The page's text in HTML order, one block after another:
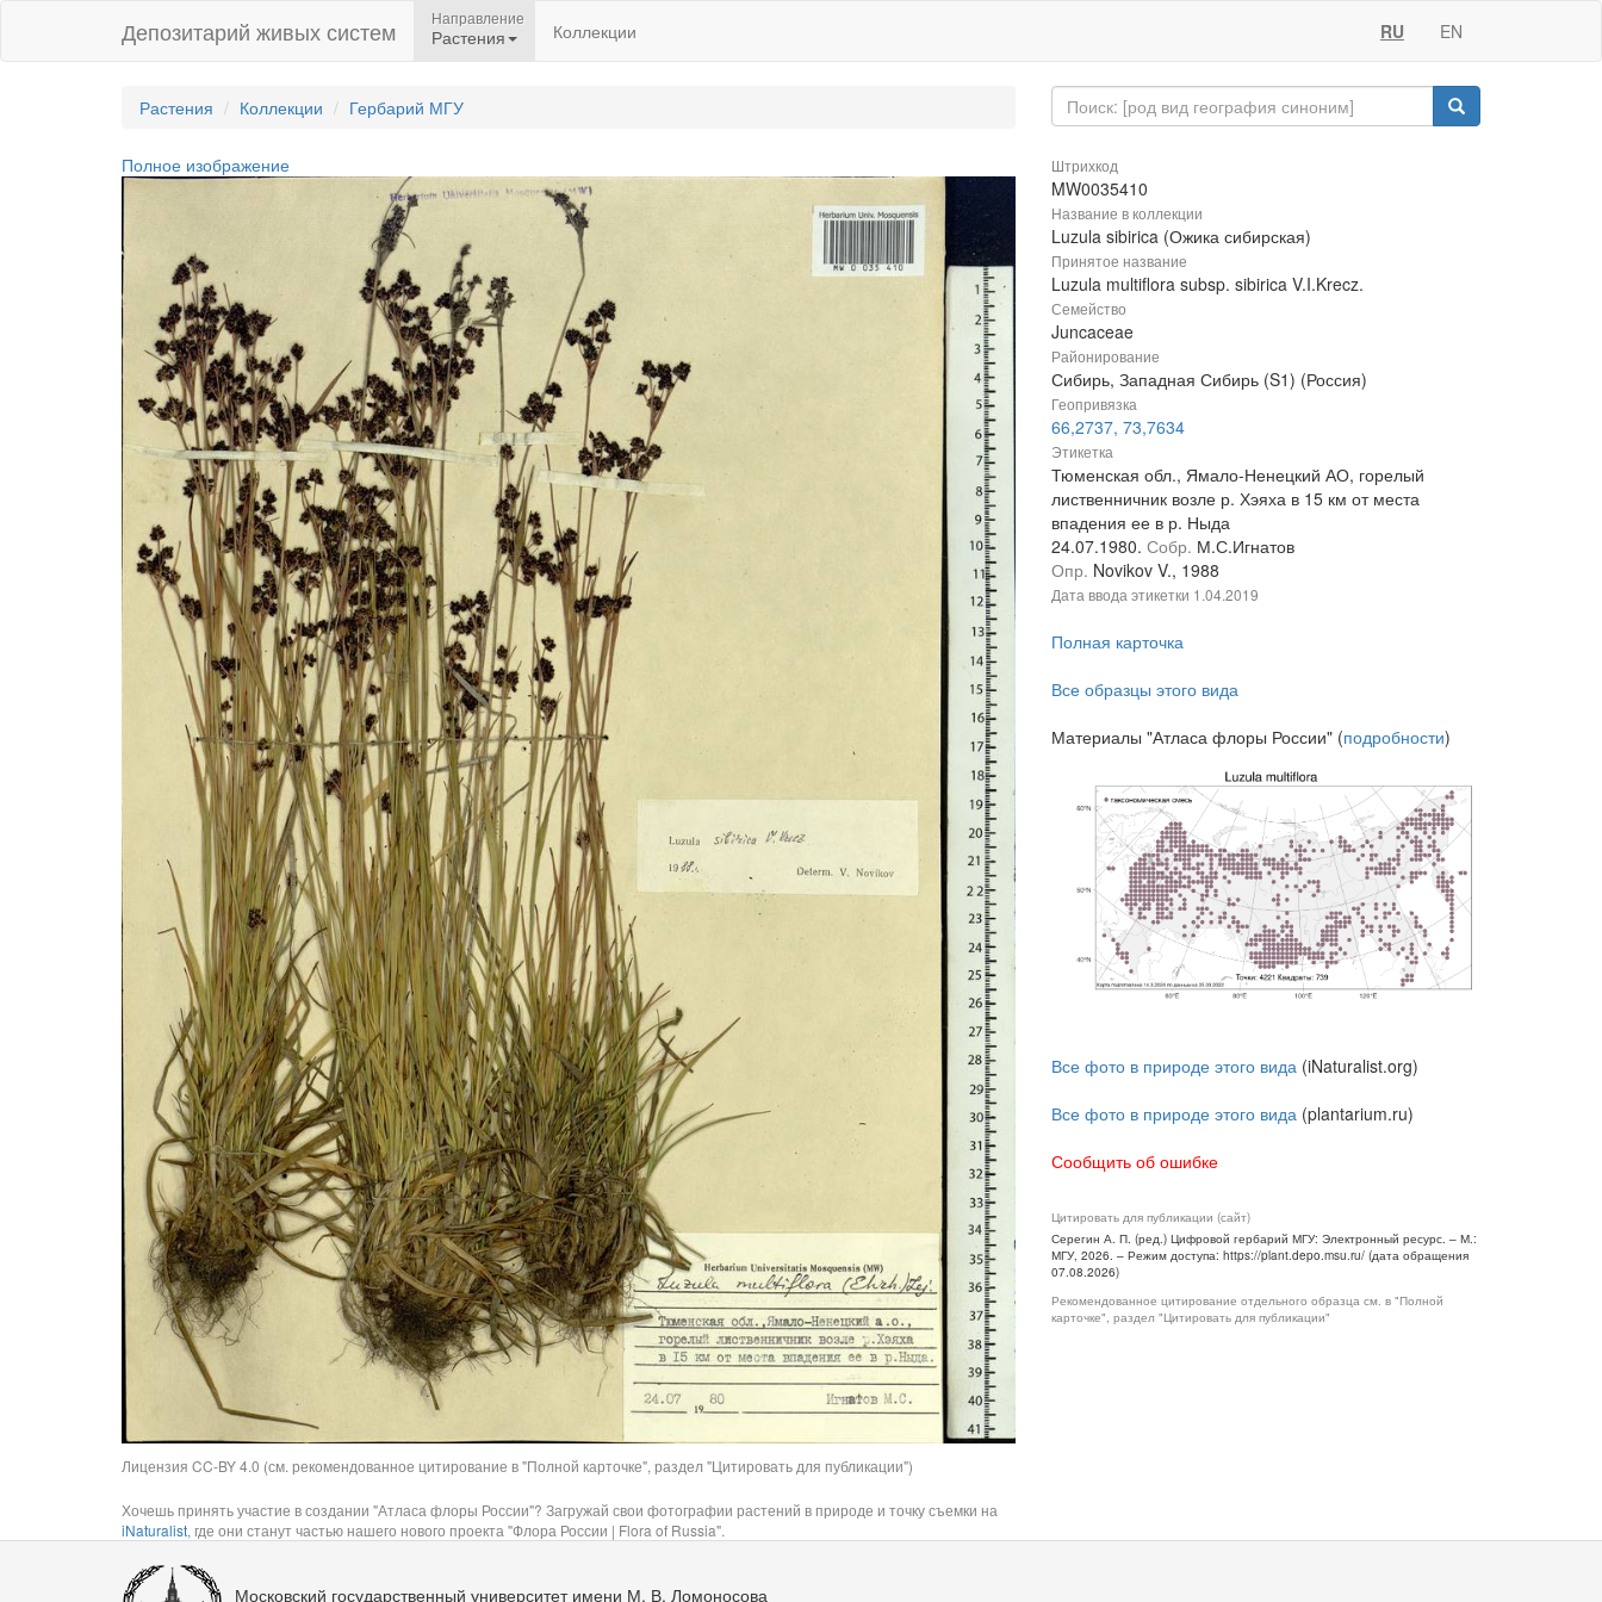
Депозитарий живых систем Направление
Растения Коллекции RU EN
Растения Коллекции Гербарий МГУ
Полное изображение
Лицензия CC-BY 4.0 (см. рекомендованное цитирование в "Полной карточке", раздел "Цитировать для публикации")
Хочешь принять участие в создании "Атласа флоры России"? Загружай свои фотографии растений в природе и точку съемки на
iNaturalist, где они станут частью нашего нового проекта "Флора России | Flora of Russia".
Штрихкод
MW0035410
Название в коллекции
Luzula sibirica (Ожика сибирская)
Принятое название
Luzula multiflora subsp. sibirica V.I.Krecz.
Семейство
Juncaceae
Районирование
Сибирь, Западная Сибирь (S1) (Россия)
Геопривязка
66,2737, 73,7634
Этикетка
Тюменская обл., Ямало-Ненецкий АО, горелый
лиственничник возле р. Хэяха в 15 км от места
впадения ее в р. Ныда
24.07.1980. Собр. М.С.Игнатов
Опр. Novikov V., 1988
Дата ввода этикетки 1.04.2019
Полная карточка
Все образцы этого вида
Материалы "Атласа флоры России" (подробности)
Все фото в природе этого вида (iNaturalist.org)
Все фото в природе этого вида (plantarium.ru)
Сообщить об ошибке
Цитировать для публикации (сайт)
Серегин А. П. (ред.) Цифровой гербарий МГУ: Электронный ресурс. – М.:
МГУ, 2026. – Режим доступа: https://plant.depo.msu.ru/ (дата обращения
07.08.2026)
Рекомендованное цитирование отдельного образца см. в "Полной
карточке", раздел "Цитировать для публикации"
Московский государственный университет имени М. В. Ломоносова